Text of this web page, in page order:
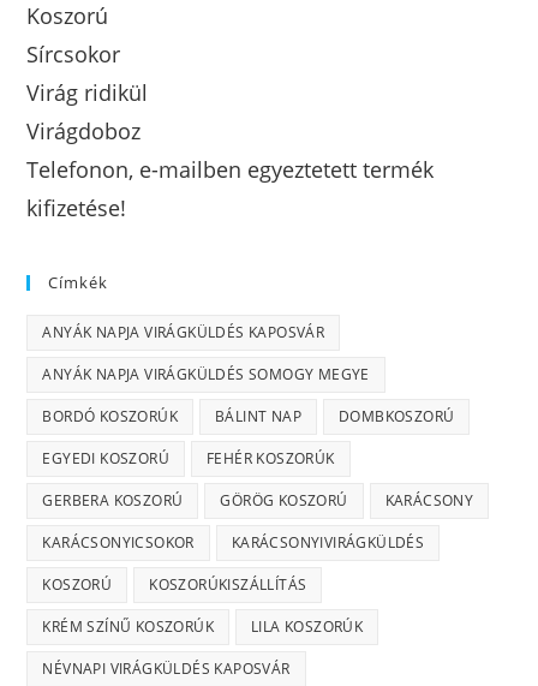
Koszorú
Sírcsokor
Virág ridikül
Virágdoboz
Telefonon, e-mailben egyeztetett termék
kifizetése!
Címkék
ANYÁK NAPJA VIRÁGKÜLDÉS KAPOSVÁR
ANYÁK NAPJA VIRÁGKÜLDÉS SOMOGY MEGYE
BORDÓ KOSZORÚK BÁLINT NAP DOMBKOSZORÚ
EGYEDI KOSZORÚ FEHÉR KOSZORÚK
GERBERA KOSZORÚ GÖRÖG KOSZORÚ KARÁCSONY
KARÁCSONYICSOKOR KARÁCSONYIVIRÁGKÜLDÉS
KOSZORÚ KOSZORÚKISZÁLLÍTÁS
KRÉM SZÍNŰ KOSZORÚK LILA KOSZORÚK
NÉVNAPI VIRÁGKÜLDÉS KAPOSVÁR